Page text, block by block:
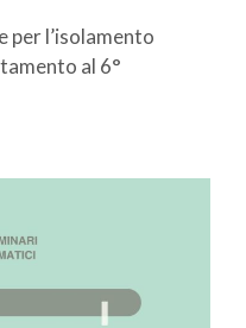
per l’isolamento
al 6°